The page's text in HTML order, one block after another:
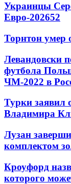
Украинцы
Евро-202652
Торнтон умер
Левандовски
футбола
ЧМ-2022 в
Турки заявил
Владимира
Лузан
комплектом
Кроуфорд
которого